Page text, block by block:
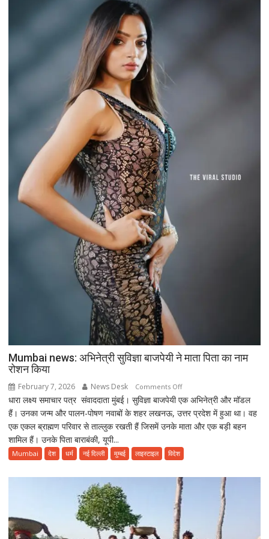
हमला
Mumbai news: अभिनेत्री सुविज्ञा बाजपेयी ने माता पिता का नाम
रोशन किया
February 7, 2026 News Desk Comments Offon
Mumbai
news:
अभिनेत्री
बाजपेयी
माता
पिता
का
रोशन
धारा लक्ष्य समाचार पत्र संवाददाता मुंबई। सुविज्ञा बाजपेयी एक अभिनेत्री और मॉडल
हैं। उनका जन्म और पालन-पोषण नवाबों के शहर लखनऊ, उत्तर प्रदेश में हुआ था। वह
एक एकल ब्राह्मण परिवार से ताल्लुक रखती हैं जिसमें उनके माता और एक बड़ी बहन
शामिल हैं। उनके पिता बाराबंकी, यूपी...
Mumbai देश धर्म नई दिल्ली मुम्बई लाइस्टाइल विदेश